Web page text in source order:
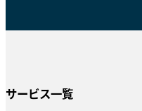
サービス一覧